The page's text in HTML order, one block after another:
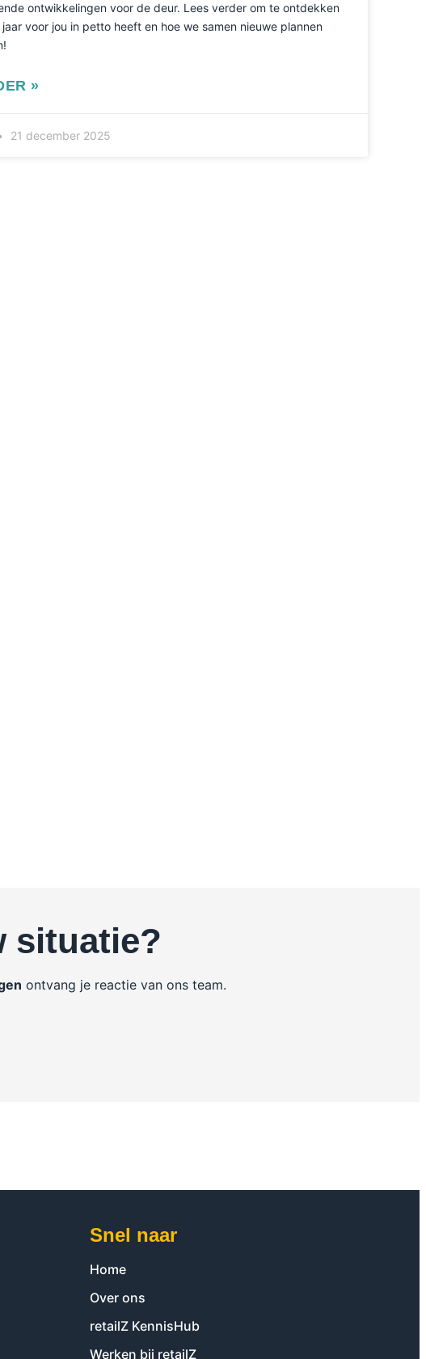
ontwikkelingen voor de deur. Lees verder om te ontdekken
voor jou in petto heeft en hoe we samen nieuwe plannen
»
21 december 2025
situatie?
ontvang je reactie van ons team.
Snel naar
Home
Over ons
retailZ KennisHub
Werken bij retailZ